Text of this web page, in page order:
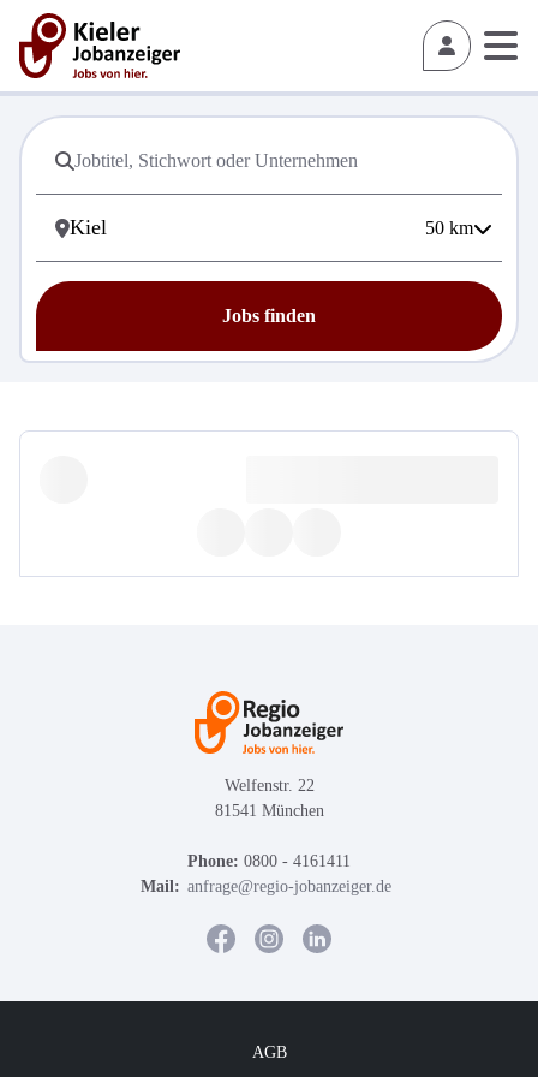
50 km
Jobs finden
Welfenstr. 22
81541 München
Phone: 0800 - 4161411
Mail: anfrage@regio-jobanzeiger.de
AGB